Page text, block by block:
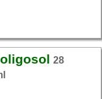
28